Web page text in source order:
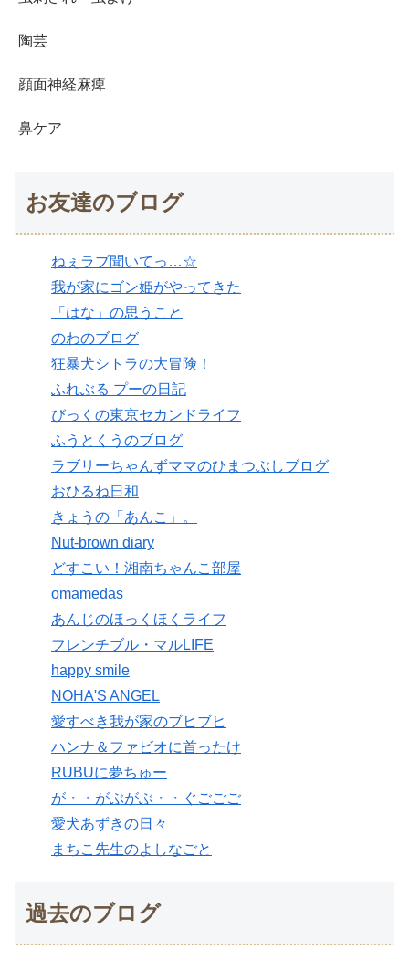
陶芸
顔面神経麻痺
鼻ケア
お友達のブログ
ねぇラブ聞いてっ…☆
我が家にゴン姫がやってきた
「はな」の思うこと
のわのブログ
狂暴犬シトラの大冒険！
ふれぶる プーの日記
びっくの東京セカンドライフ
ふうとくうのブログ
ラブリーちゃんずママのひまつぶしブログ
おひるね日和
きょうの「あんこ」。
Nut-brown diary
どすこい！湘南ちゃんこ部屋
omamedas
あんじのほっくほくライフ
フレンチブル・マルLIFE
happy smile
NOHA'S ANGEL
愛すべき我が家のブヒブヒ
ハンナ＆ファビオに首ったけ
RUBUに夢ちゅー
が・・がぶがぶ・・ぐごごご
愛犬あずきの日々
まちこ先生のよしなごと
過去のブログ